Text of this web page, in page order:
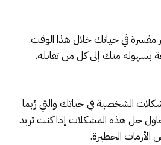
في حياتك خلال هذا الوقت.
بسهولة منك إلى كل من تقابله.
الشخصية في حياتك والتي رُبما
حل هذه المشكلات إذا كنت تريد
الخطيرة.